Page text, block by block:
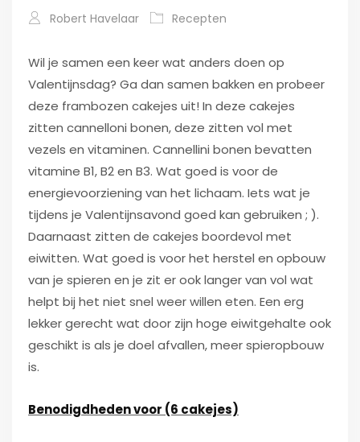
Robert Havelaar Recepten
Wil je samen een keer wat anders doen op
Valentijnsdag? Ga dan samen bakken en probeer
deze frambozen cakejes uit! In deze cakejes
zitten cannelloni bonen, deze zitten vol met
vezels en vitaminen. Cannellini bonen bevatten
vitamine B1, B2 en B3. Wat goed is voor de
energievoorziening van het lichaam. Iets wat je
tijdens je Valentijnsavond goed kan gebruiken ; ).
Daarnaast zitten de cakejes boordevol met
eiwitten. Wat goed is voor het herstel en opbouw
van je spieren en je zit er ook langer van vol wat
helpt bij het niet snel weer willen eten. Een erg
lekker gerecht wat door zijn hoge eiwitgehalte ook
geschikt is als je doel afvallen, meer spieropbouw
is.
Benodigdheden voor (6 cakejes)